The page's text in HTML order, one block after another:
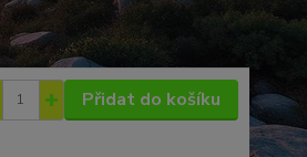
Přidat do košíku